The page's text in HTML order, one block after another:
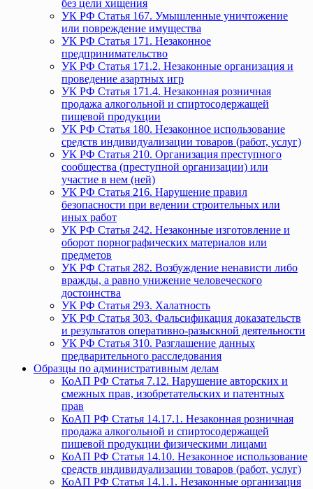
без цели хищения
УК РФ Статья 167. Умышленные уничтожение
или повреждение имущества
УК РФ Статья 171. Незаконное
предпринимательство
УК РФ Статья 171.2. Незаконные организация и
проведение азартных игр
УК РФ Статья 171.4. Незаконная розничная
продажа алкогольной и спиртосодержащей
пищевой продукции
УК РФ Статья 180. Незаконное использование
средств индивидуализации товаров (работ, услуг)
УК РФ Статья 210. Организация преступного
сообщества (преступной организации) или
участие в нем (ней)
УК РФ Статья 216. Нарушение правил
безопасности при ведении строительных или
иных работ
УК РФ Статья 242. Незаконные изготовление и
оборот порнографических материалов или
предметов
УК РФ Статья 282. Возбуждение ненависти либо
вражды, а равно унижение человеческого
достоинства
УК РФ Статья 293. Халатность
УК РФ Статья 303. Фальсификация доказательств
и результатов оперативно-разыскной деятельности
УК РФ Статья 310. Разглашение данных
предварительного расследования
Образцы по административным делам
КоАП РФ Статья 7.12. Нарушение авторских и
смежных прав, изобретательских и патентных
прав
КоАП РФ Статья 14.17.1. Незаконная розничная
продажа алкогольной и спиртосодержащей
пищевой продукции физическими лицами
КоАП РФ Статья 14.10. Незаконное использование
средств индивидуализации товаров (работ, услуг)
КоАП РФ Статья 14.1.1. Незаконные организация